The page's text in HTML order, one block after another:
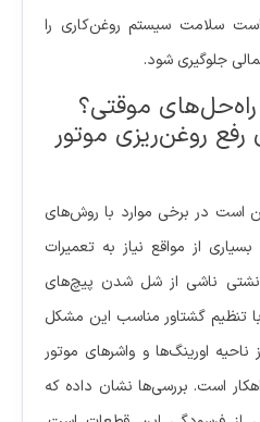
است سلامت سیستم روغن‌کاری را
جلوگیری شود.
راه‌حل‌های موقتی؟
روغن‌ریزی موتور
است در برخی موارد با روش‌های
از مواقع نیاز به تعمیرات
نشتی ناشی از شل شدن پیچ‌های
تنظیم گشتاور مناسب این مشکل
ناحیه اورینگ‌ها و واشرهای موتور
است. بررسی‌ها نشان داده که